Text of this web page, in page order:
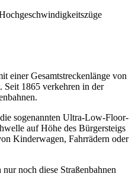
einer Gesamtstreckenlänge von
Seit 1865 verkehren in der
sogenannten Ultra-Low-Floor-
auf Höhe des Bürgersteigs
Kinderwagen, Fahrrädern oder
noch diese Straßenbahnen